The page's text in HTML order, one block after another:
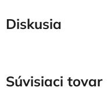
Diskusia
Súvisiaci tovar